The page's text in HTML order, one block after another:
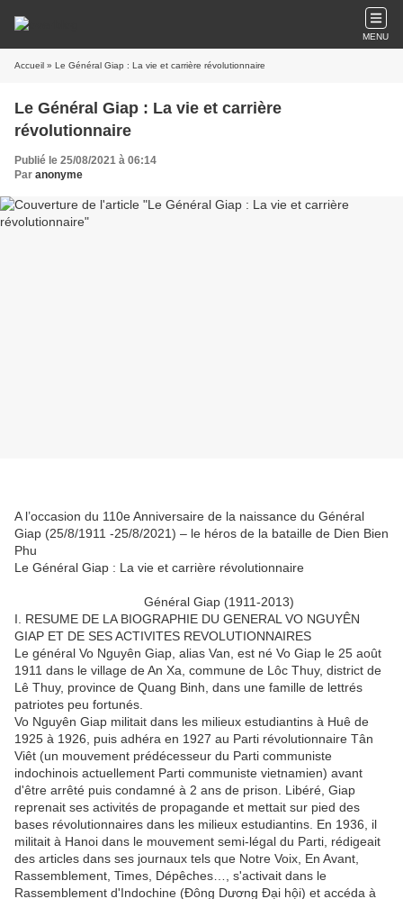
MENU
Accueil » Le Général Giap : La vie et carrière révolutionnaire
Le Général Giap : La vie et carrière
révolutionnaire
Publié le 25/08/2021 à 06:14
Par anonyme
A l’occasion du 110e Anniversaire de la naissance du Général
Giap (25/8/1911 -25/8/2021) – le héros de la bataille de Dien Bien
Phu
Le Général Giap : La vie et carrière révolutionnaire
Général Giap (1911-2013)
I. RESUME DE LA BIOGRAPHIE DU GENERAL VO NGUYÊN
GIAP ET DE SES ACTIVITES REVOLUTIONNAIRES
Le général Vo Nguyên Giap, alias Van, est né Vo Giap le 25 août
1911 dans le village de An Xa, commune de Lôc Thuy, district de
Lê Thuy, province de Quang Binh, dans une famille de lettrés
patriotes peu fortunés.
Vo Nguyên Giap militait dans les milieux estudiantins à Huê de
1925 à 1926, puis adhéra en 1927 au Parti révolutionnaire Tân
Viêt (un mouvement prédécesseur du Parti communiste
indochinois actuellement Parti communiste vietnamien) avant
d'être arrêté puis condamné à 2 ans de prison. Libéré, Giap
reprenait ses activités de propagande et mettait sur pied des
bases révolutionnaires dans les milieux estudiantins. En 1936, il
militait à Hanoi dans le mouvement semi-légal du Parti, rédigeait
des articles dans ses journaux tels que Notre Voix, En Avant,
Rassemblement, Times, Dépêches…, s'activait dans le
Rassemblement d'Indochine (Đông Dương Đại hội) et accéda à